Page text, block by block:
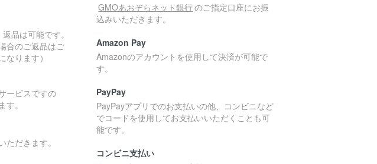
品は可能です。
合のご返品はご
ります）
ービスですの
。
だきます。
GMOあおぞらネット銀行のご指定口座にお振
込みいただきます。
Amazon Pay
Amazonのアカウントを使用して決済が可能で
す。
PayPay
PayPayアプリでのお支払いの他、コンビニなど
でコードを使用してお支払いいただくことも可
能です。
コンビニ支払い